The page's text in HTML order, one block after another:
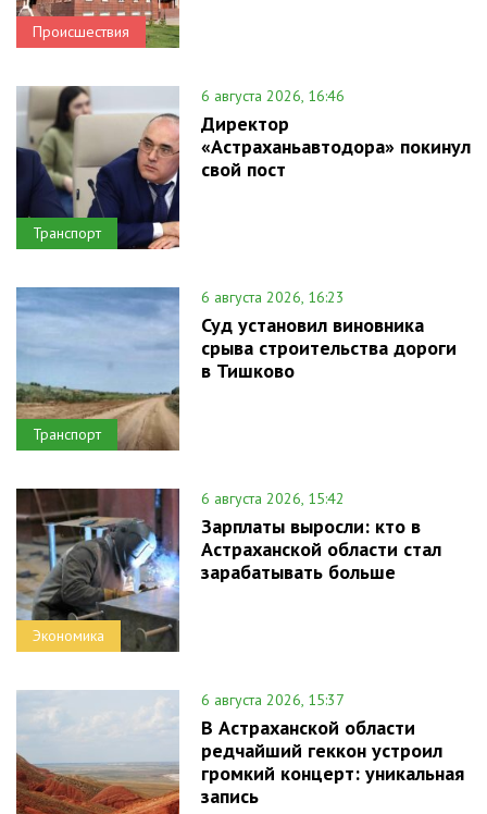
Происшествия
Транспорт
6 августа 2026, 16:46
Директор
«Астраханьавтодора» покинул
свой пост
Транспорт
6 августа 2026, 16:23
Суд установил виновника
срыва строительства дороги
в Тишково
Экономика
6 августа 2026, 15:42
Зарплаты выросли: кто в
Астраханской области стал
зарабатывать больше
6 августа 2026, 15:37
В Астраханской области
редчайший геккон устроил
громкий концерт: уникальная
запись